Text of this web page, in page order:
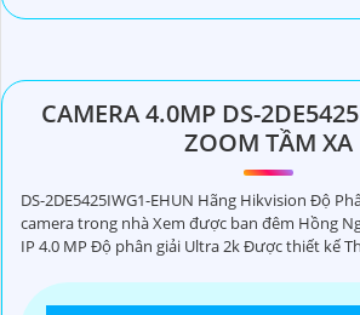
CAMERA 4.0MP DS-
ZOOM TẦM XA
DS-2DE5425IWG1-EHUN Hãng Hikvision Độ
camera trong nhà Xem được ban đêm Hồng
IP 4.0 MP Độ phân giải Ultra 2k Được thiết kế